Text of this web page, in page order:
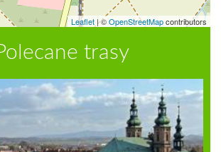
Leaflet |©OpenStreetMapcontributors
trasy